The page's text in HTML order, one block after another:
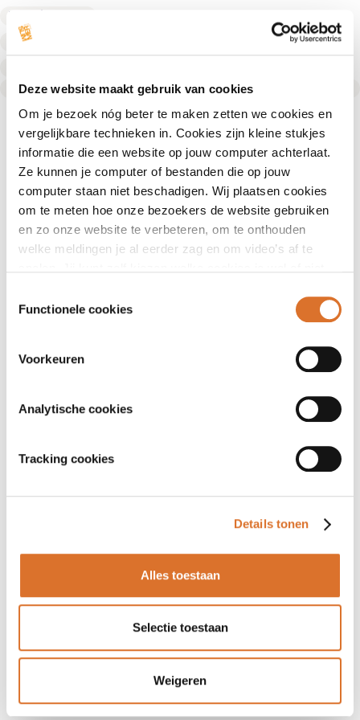
Deze website maakt gebruik van cookies
Om je bezoek nóg beter te maken zetten we cookies en
vergelijkbare technieken in. Cookies zijn kleine stukjes
informatie die een website op jouw computer achterlaat.
Ze kunnen je computer of bestanden die op jouw
computer staan niet beschadigen. Wij plaatsen cookies
om te meten hoe onze bezoekers de website gebruiken
en zo onze website te verbeteren, om te onthouden
welke meldingen je al eerder zag en om video’s af te
Functionele cookies
Voorkeuren
Analytische cookies
Tracking cookies
Details tonen
Alles toestaan
Selectie toestaan
Weigeren
Fysiotherapeut
Fysiotherapeut
Text Link